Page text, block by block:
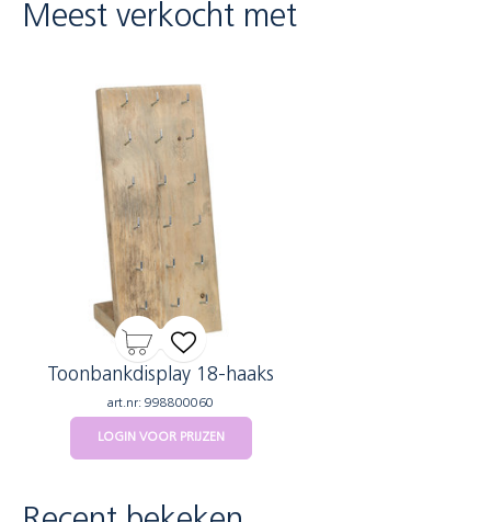
Meest verkocht met
Toonbankdisplay 18-haaks
art.nr: 998800060
LOGIN VOOR PRIJZEN